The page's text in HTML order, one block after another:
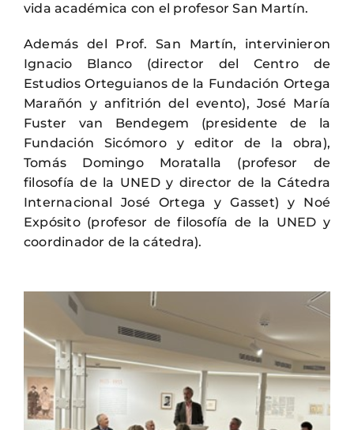
vida académica con el profesor San Martín.
Además del Prof. San Martín, intervinieron
Ignacio Blanco (director del Centro de
Estudios Orteguianos de la Fundación Ortega
Marañón y anfitrión del evento), José María
Fuster van Bendegem (presidente de la
Fundación Sicómoro y editor de la obra),
Tomás Domingo Moratalla (profesor de
filosofía de la UNED y director de la Cátedra
Internacional José Ortega y Gasset) y Noé
Expósito (profesor de filosofía de la UNED y
coordinador de la cátedra).